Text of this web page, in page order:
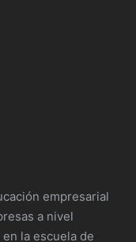
empresarial
a nivel
la escuela de